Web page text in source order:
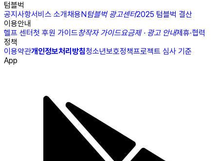
텀블벅
공지사항서비스 소개채용N텀블벅 광고센터2025 텀블벅 결산
이용안내
헬프 센터첫 후원 가이드창작자 가이드요금제 · 광고 안내제휴·협력
정책
이용약관개인정보처리방침청소년보호정책프로젝트 심사 기준
App